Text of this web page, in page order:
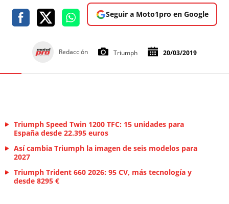
Seguir a Moto1pro en Google
Redacción Triumph 20/03/2019
Triumph Speed Twin 1200 TFC: 15 unidades para
España desde 22.395 euros
Así cambia Triumph la imagen de seis modelos para
2027
Triumph Trident 660 2026: 95 CV, más tecnología y
desde 8295 €